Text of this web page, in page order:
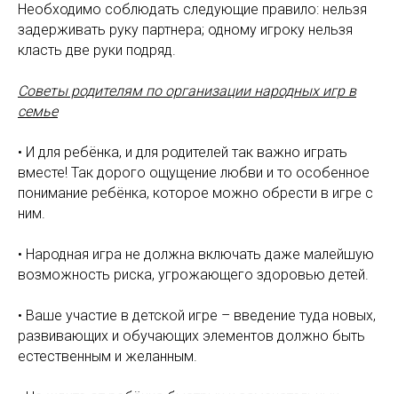
Необходимо соблюдать следующие правило: нельзя
задерживать руку партнера; одному игроку нельзя
класть две руки подряд.
Советы родителям по организации народных игр в
семье
• И для ребёнка, и для родителей так важно играть
вместе! Так дорого ощущение любви и то особенное
понимание ребёнка, которое можно обрести в игре с
ним.
• Народная игра не должна включать даже малейшую
возможность риска, угрожающего здоровью детей.
• Ваше участие в детской игре – введение туда новых,
развивающих и обучающих элементов должно быть
естественным и желанным.